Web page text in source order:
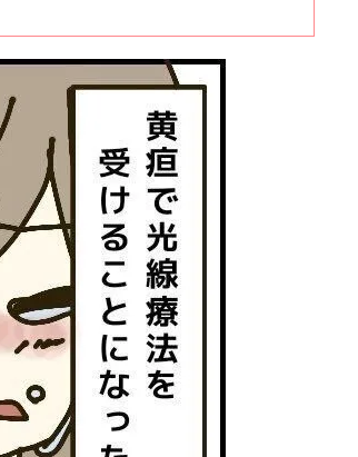
る息子が黄疸の検査に引っかかり、保育器